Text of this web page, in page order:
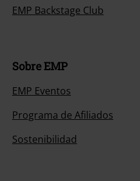
EMP Backstage Club
Sobre EMP
EMP Eventos
Programa de Afiliados
Sostenibilidad